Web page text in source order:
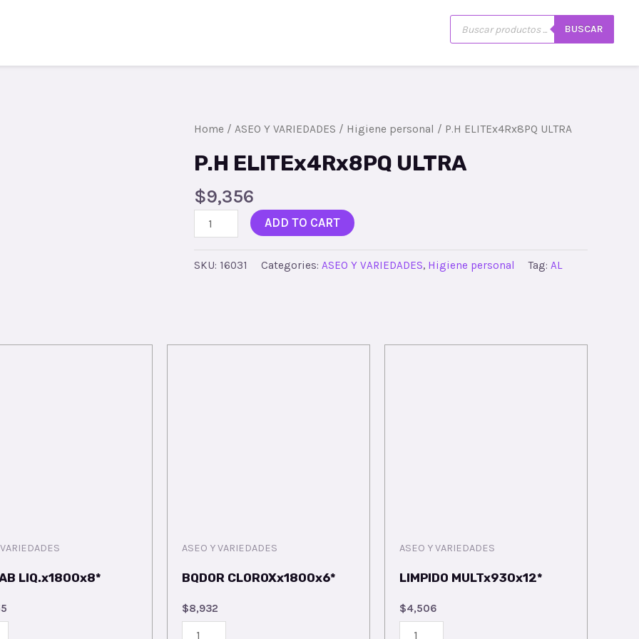
Búsqueda
de
productos
BUSCAR
Home / ASEO Y VARIEDADES / Higiene personal / P.H ELITEx4Rx8PQ ULTRA
P.H ELITEx4Rx8PQ ULTRA
$9,356
P.H
ELITEx4Rx8PQ
ADD TO CART
SKU: 16031 Categories: ASEO Y VARIEDADES, Higiene personal Tag: AL
LIQ.x1800x8*
ASEO Y VARIEDADES
BQDOR CLOROXx1800x6*
$8,932
BQDOR
ASEO Y VARIEDADES
LIMPIDO MULTx930x12*
$4,506
LIMPIDO